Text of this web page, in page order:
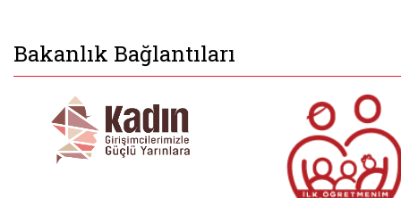
Bakanlık Bağlantıları